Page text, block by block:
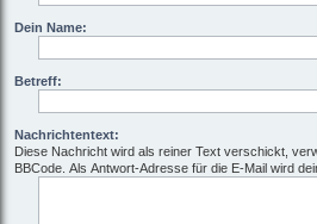
Dein Name:
Betreff:
Nachrichtentext:
Diese Nachricht wird als reiner Text verschickt,
BBCode. Als Antwort-Adresse für die E-Mail wird